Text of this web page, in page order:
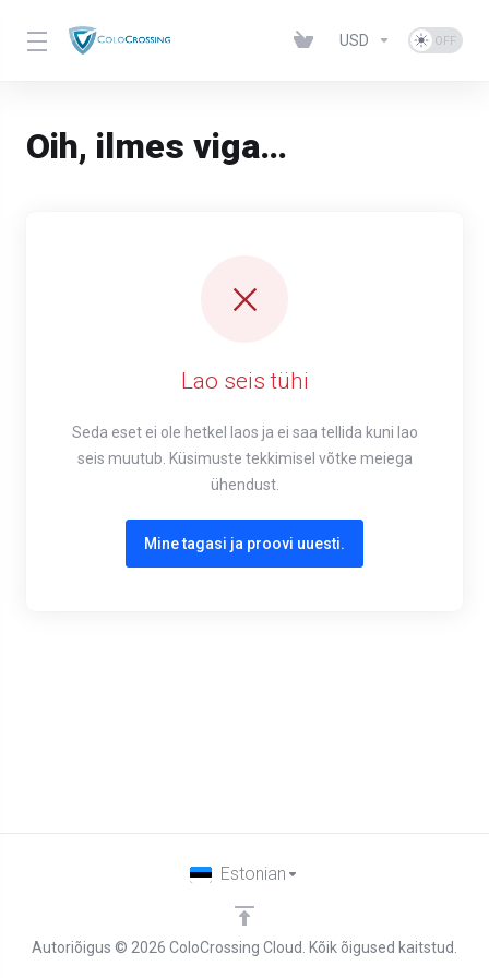
USD
Oih, ilmes viga…
Lao seis tühi
Seda eset ei ole hetkel laos ja ei saa tellida kuni lao
seis muutub. Küsimuste tekkimisel võtke meiega
ühendust.
Mine tagasi ja proovi uuesti.
Autoriõigus © 2026 ColoCrossing Cloud. Kõik õigused kaitstud.
Estonian